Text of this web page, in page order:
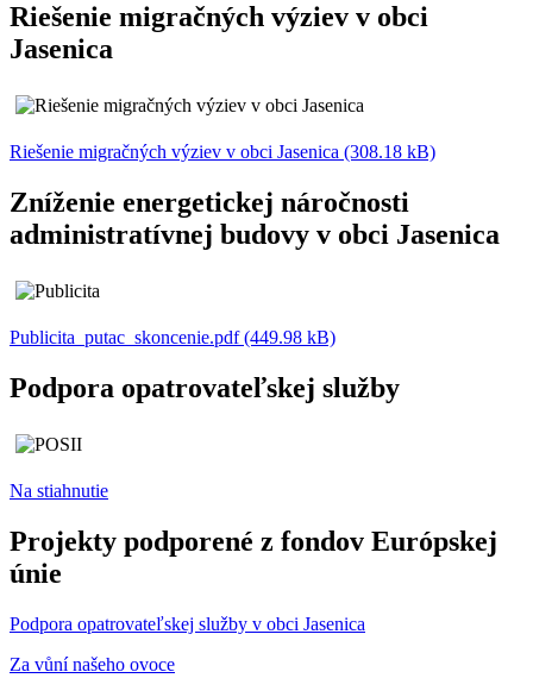
Riešenie migračných výziev v obci
Jasenica
Riešenie migračných výziev v obci Jasenica (308.18 kB)
Zníženie energetickej náročnosti
administratívnej budovy v obci Jasenica
Publicita_putac_skoncenie.pdf (449.98 kB)
Podpora opatrovateľskej služby
Na stiahnutie
Projekty podporené z fondov Európskej
únie
Podpora opatrovateľskej služby v obci Jasenica
Za vůní našeho ovoce